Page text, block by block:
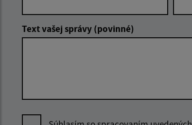
Text vašej správy (povinné)